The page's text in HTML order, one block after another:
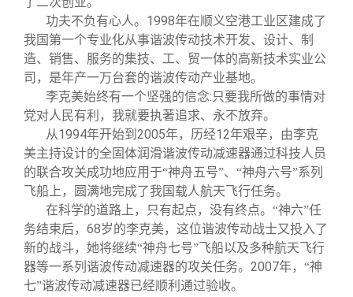
功夫不负有心人。 1998年在顺义空港工业区建成了
我国第一个专业化从事谐波传动技术开发、设计、制
造、销售、服务的集技、工、贸一体的高新技术实业公
司，是年产一万台套的谐波传动产业基地。
李克美始终有一个坚强的信念:只要我所做的事情对
党对人民有利，我就要执著追求、永不放弃。
从1994年开始到 2005年，历经12年艰辛，由李克
美主持设计的全固体润滑谐波传动减速器通过科技人员
的联合攻关成功地应用于“神舟五号”、“神舟六号”系列
飞船上，圆满地完成了我国载人航天飞行任务。
在科学的道路上，只有起点，没有终点。“神六”任
务结束后， 68岁的李克美，这位谐波传动战士又投入了
新的战斗，她将继续“神舟七号”飞船以及多种航天飞行
器等一系列谐波传动减速器的攻关任务。 2007年，“神
七”谐波传动减速器已经顺利通过验收。